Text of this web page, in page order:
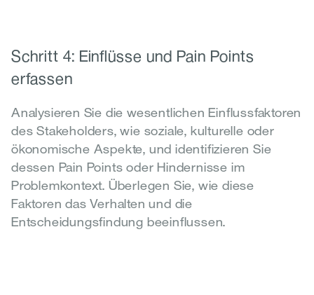
Schritt 4: Einflüsse und Pain Points
erfassen
Analysieren Sie die wesentlichen Einflussfaktoren
des Stakeholders, wie soziale, kulturelle oder
ökonomische Aspekte, und identifizieren Sie
dessen Pain Points oder Hindernisse im
Problemkontext. Überlegen Sie, wie diese
Faktoren das Verhalten und die
Entscheidungsfindung beeinflussen.